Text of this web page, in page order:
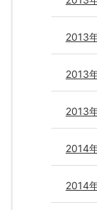
2013
2013
2013
2014
2014